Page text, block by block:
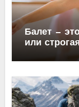
Балет —
или